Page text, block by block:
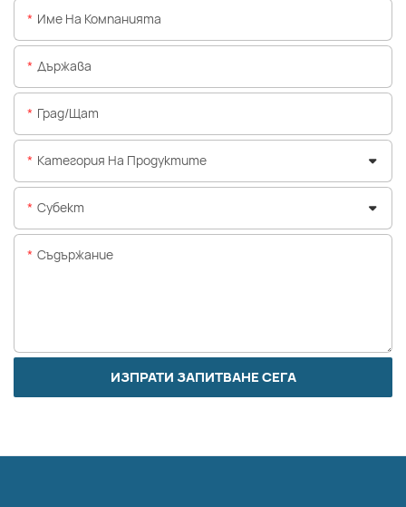
Име На Компанията
Държава
Град/щат
Категория На Продуктите
Субект
Съдържание
ИЗПРАТИ ЗАПИТВАНЕ СЕГА